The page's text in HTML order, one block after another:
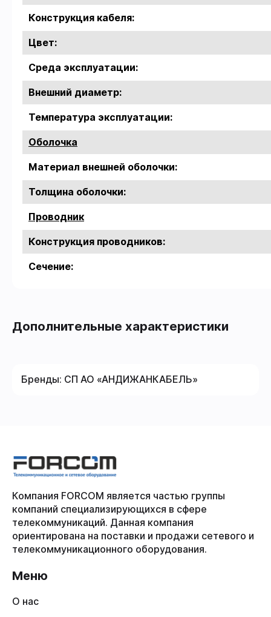
Конструкция кабеля:
Цвет:
Среда эксплуатации:
Внешний диаметр:
Температура эксплуатации:
Оболочка
Материал внешней оболочки:
Толщина оболочки:
Проводник
Конструкция проводников:
Сечение:
Дополнительные характеристики
Бренды: СП АО «АНДИЖАНКАБЕЛЬ»
Компания FORCOM является частью группы
компаний специализирующихся в сфере
телекоммуникаций. Данная компания
ориентирована на поставки и продажи сетевого и
телекоммуникационного оборудования.
Меню
О нас